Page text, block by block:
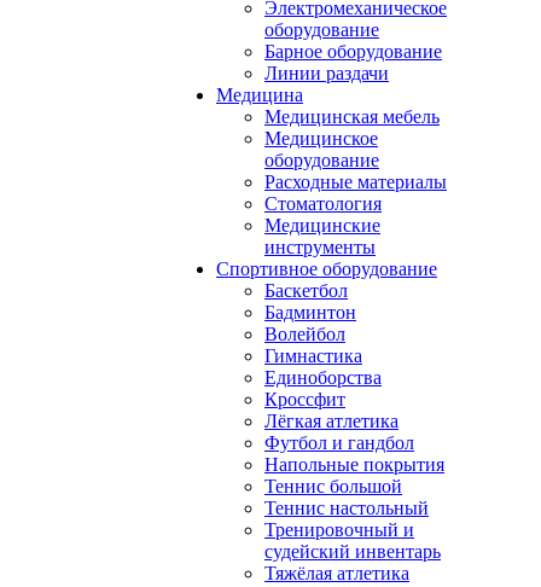
Электромеханическое
оборудование
Барное оборудование
Линии раздачи
Медицина
Медицинская мебель
Медицинское
оборудование
Расходные материалы
Стоматология
Медицинские
инструменты
Спортивное оборудование
Баскетбол
Бадминтон
Волейбол
Гимнастика
Единоборства
Кроссфит
Лёгкая атлетика
Футбол и гандбол
Напольные покрытия
Теннис большой
Теннис настольный
Тренировочный и
судейский инвентарь
Тяжёлая атлетика